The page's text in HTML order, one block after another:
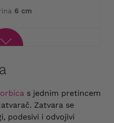
6 cm
s jednim pretincem
Zatvara se
podesivi i odvojivi